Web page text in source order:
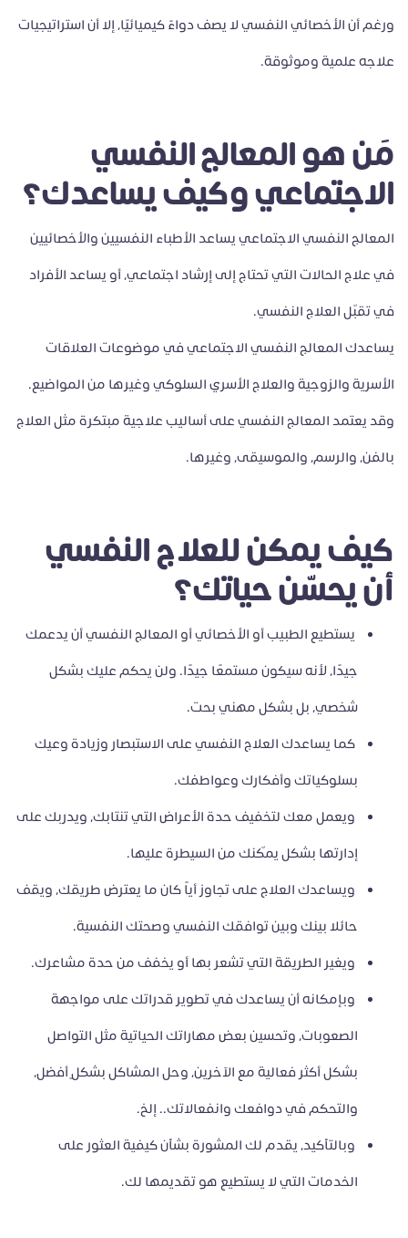
ورغم أن الأخصائي النفسي لا يصف دواءً كيميائيًا، إلا أن استراتيجيات
علاجه علمية وموثوقة.
مَن هو المعالج النفسي
الاجتماعي وكيف يساعدك؟
المعالج النفسي الاجتماعي يساعد الأطباء النفسيين والأخصائيين
في علاج الحالات التي تحتاج إلى إرشاد اجتماعي، أو يساعد الأفراد
في تقبّل العلاج النفسي.
يساعدك المعالج النفسي الاجتماعي في موضوعات العلاقات
الأسرية والزوجية والعلاج الأسري السلوكي وغيرها من المواضيع.
وقد يعتمد المعالج النفسي على أساليب علاجية مبتكرة مثل العلاج
بالفن، والرسم، والموسيقى، وغيرها.
كيف يمكن للعلاج النفسي
أن يحسّن حياتك؟
يستطيع الطبيب أو الأخصائي أو المعالج النفسي أن يدعمك
جيدًا، لأنه سيكون مستمعًا جيدًا. ولن يحكم عليك بشكل
شخصي، بل بشكل مهني بحت.
كما يساعدك العلاج النفسي على الاستبصار وزيادة وعيك
بسلوكياتك وأفكارك وعواطفك.
ويعمل معك لتخفيف حدة الأعراض التي تنتابك، ويدربك على
إدارتها بشكل يمكّنك من السيطرة عليها.
ويساعدك العلاج على تجاوز أياً كان ما يعترض طريقك، ويقف
حائلا بينك وبين توافقك النفسي وصحتك النفسية.
ويغير الطريقة التي تشعر بها أو يخفف من حدة مشاعرك.
وبإمكانه أن يساعدك في تطوير قدراتك على مواجهة
الصعوبات، وتحسين بعض مهاراتك الحياتية مثل التواصل
بشكل أكثر فعالية مع الآخرين، وحل المشاكل بشكلٍ أفضل،
والتحكم في دوافعك وانفعالاتك.. إلخ.
وبالتأكيد، يقدم لك المشورة بشأن كيفية العثور على
الخدمات التي لا يستطيع هو تقديمها لك.